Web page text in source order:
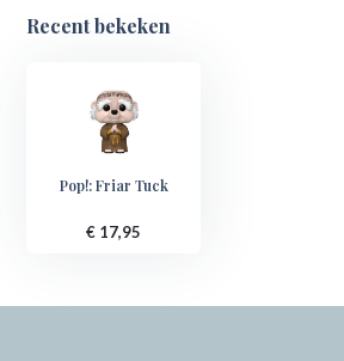
Recent bekeken
Pop!: Friar Tuck
€ 17,95